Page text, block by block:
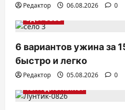
Редактор 06.08.2026
0
ЗДОРОВЬЕ
6 вариантов ужина за
быстро и легко
Редактор 05.08.2026
0
ТВ. РАДИО. КИНО.